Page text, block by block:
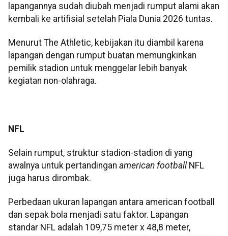
lapangannya sudah diubah menjadi rumput alami akan
kembali ke artifisial setelah Piala Dunia 2026 tuntas.
Menurut The Athletic, kebijakan itu diambil karena
lapangan dengan rumput buatan memungkinkan
pemilik stadion untuk menggelar lebih banyak
kegiatan non-olahraga.
NFL
Selain rumput, struktur stadion-stadion di yang
awalnya untuk pertandingan american football NFL
juga harus dirombak.
Perbedaan ukuran lapangan antara american football
dan sepak bola menjadi satu faktor. Lapangan
standar NFL adalah 109,75 meter x 48,8 meter,